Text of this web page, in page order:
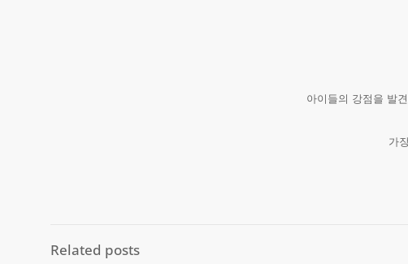
아이들의 강점을 발
가
Related posts